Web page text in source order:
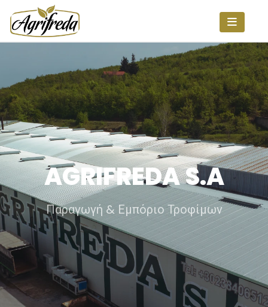
AGRIFREDA S.A
Παραγωγή & Εμπόριο Τροφίμων